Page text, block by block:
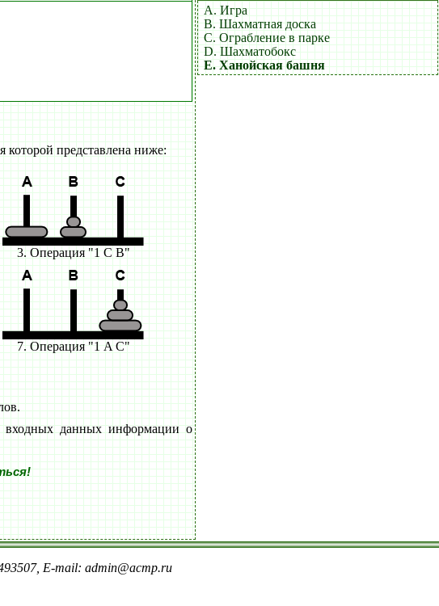
которой представлена ниже:
3. Операция "1 C B"
7. Операция "1 A C"
входных данных информации о
A. Игра
B. Шахматная доска
C. Ограбление в парке
D. Шахматобокс
E. Ханойская башня
E-mail: admin@acmp.ru